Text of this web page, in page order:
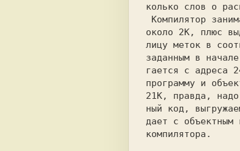
около 2К, плюс
лицу меток в
заданным в
гается с адреса
программу и
21К, правда,
ный код,
дает с